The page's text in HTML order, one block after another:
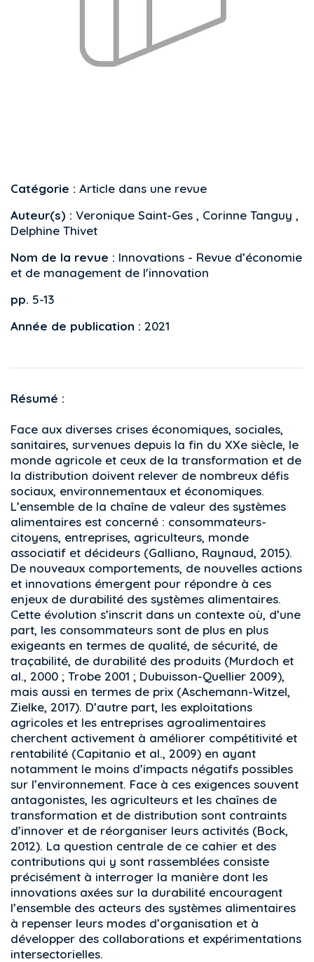
Catégorie : Article dans une revue
Auteur(s) : Veronique Saint-Ges , Corinne Tanguy ,
Delphine Thivet
Nom de la revue : Innovations - Revue d’économie
et de management de l'innovation
pp. 5-13
Année de publication : 2021
Résumé :
Face aux diverses crises économiques, sociales,
sanitaires, survenues depuis la fin du XXe siècle, le
monde agricole et ceux de la transformation et de
la distribution doivent relever de nombreux défis
sociaux, environnementaux et économiques.
L’ensemble de la chaîne de valeur des systèmes
alimentaires est concerné : consommateurs-
citoyens, entreprises, agriculteurs, monde
associatif et décideurs (Galliano, Raynaud, 2015).
De nouveaux comportements, de nouvelles actions
et innovations émergent pour répondre à ces
enjeux de durabilité des systèmes alimentaires.
Cette évolution s’inscrit dans un contexte où, d’une
part, les consommateurs sont de plus en plus
exigeants en termes de qualité, de sécurité, de
traçabilité, de durabilité des produits (Murdoch et
al., 2000 ; Trobe 2001 ; Dubuisson-Quellier 2009),
mais aussi en termes de prix (Aschemann-Witzel,
Zielke, 2017). D’autre part, les exploitations
agricoles et les entreprises agroalimentaires
cherchent activement à améliorer compétitivité et
rentabilité (Capitanio et al., 2009) en ayant
notamment le moins d’impacts négatifs possibles
sur l’environnement. Face à ces exigences souvent
antagonistes, les agriculteurs et les chaînes de
transformation et de distribution sont contraints
d’innover et de réorganiser leurs activités (Bock,
2012). La question centrale de ce cahier et des
contributions qui y sont rassemblées consiste
précisément à interroger la manière dont les
innovations axées sur la durabilité encouragent
l’ensemble des acteurs des systèmes alimentaires
à repenser leurs modes d’organisation et à
développer des collaborations et expérimentations
intersectorielles.